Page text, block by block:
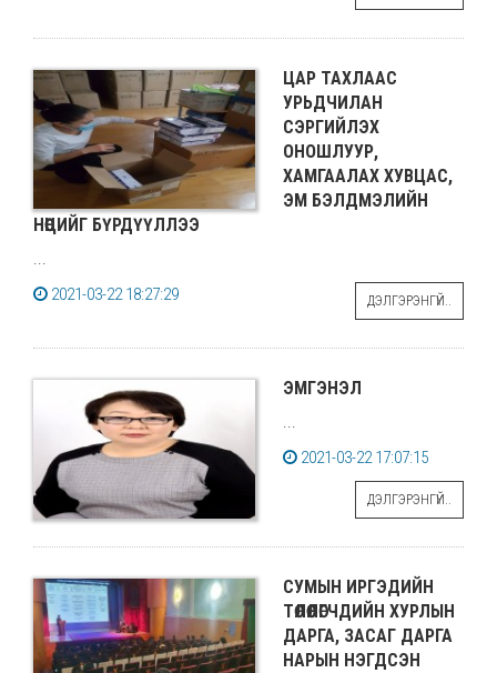
ЦАР ТАХЛААС
УРЬДЧИЛАН
СЭРГИЙЛЭХ
ОНОШЛУУР,
ХАМГААЛАХ ХУВЦАС,
ЭМ БЭЛДМЭЛИЙН
НӨӨЦИЙГ БҮРДҮҮЛЛЭЭ
...
2021-03-22 18:27:29
ДЭЛГЭРЭНГҮЙ..
ЭМГЭНЭЛ
...
2021-03-22 17:07:15
ДЭЛГЭРЭНГҮЙ..
СУМЫН ИРГЭДИЙН
ТӨЛӨӨЛӨГЧДИЙН ХУРЛЫН
ДАРГА, ЗАСАГ ДАРГА
НАРЫН НЭГДСЭН